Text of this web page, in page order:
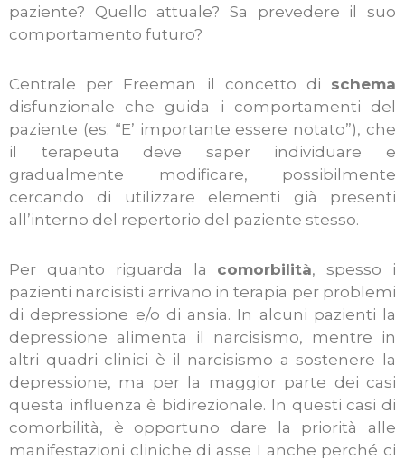
paziente? Quello attuale? Sa prevedere il suo
comportamento futuro?
Centrale per Freeman il concetto di schema
disfunzionale che guida i comportamenti del
paziente (es. “E’ importante essere notato”), che
il terapeuta deve saper individuare e
gradualmente modificare, possibilmente
cercando di utilizzare elementi già presenti
all’interno del repertorio del paziente stesso.
Per quanto riguarda la comorbilità, spesso i
pazienti narcisisti arrivano in terapia per problemi
di depressione e/o di ansia. In alcuni pazienti la
depressione alimenta il narcisismo, mentre in
altri quadri clinici è il narcisismo a sostenere la
depressione, ma per la maggior parte dei casi
questa influenza è bidirezionale. In questi casi di
comorbilità, è opportuno dare la priorità alle
manifestazioni cliniche di asse I anche perché ci